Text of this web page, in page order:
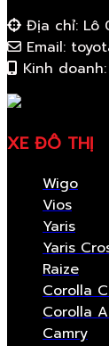
Địa chỉ: Lô
Email:
Kinh
XE ĐÔ THỊ
Wigo
Vios
Yaris
Yaris
Raize
Corolla
Corolla
Camry